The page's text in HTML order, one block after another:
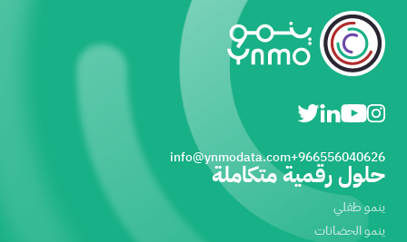
966556040626+
info@ynmodata.com
حلول رقمية متكاملة
ينمو طفلي
ينمو الحضانات